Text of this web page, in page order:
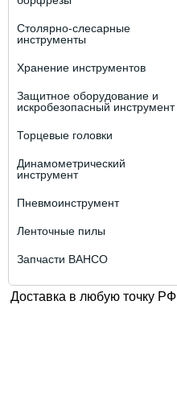
Столярно-слесарные
инструменты
Хранение инструментов
Защитное оборудование и
искробезопасный инструмент
Торцевые головки
Динамометрический
инструмент
Пневмоинструмент
Ленточные пилы
Запчасти BAHCO
Доставка в любую точку РФ